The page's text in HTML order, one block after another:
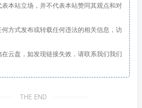
本站立场，并不代表本站赞同其观点和对
方式发布或转载任何违法的相关信息，访
云盘，如发现链接失效，请联系我们我们
THE END